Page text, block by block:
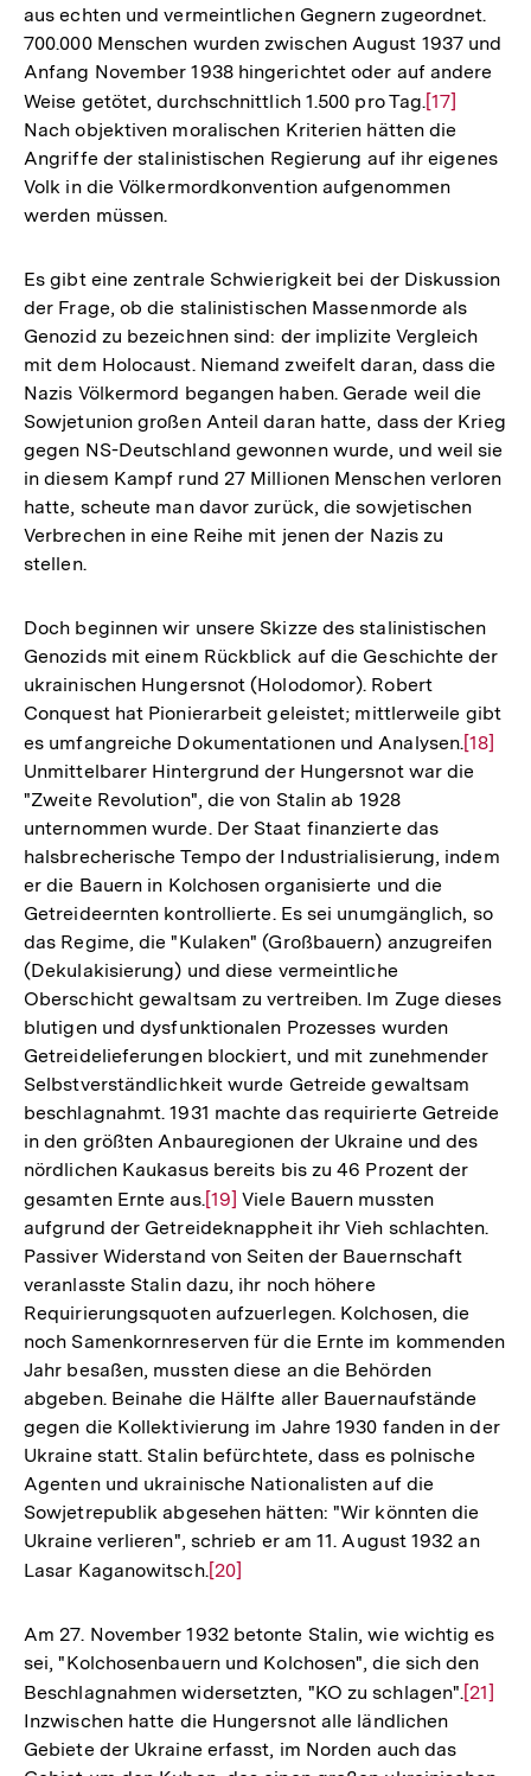
aus echten und vermeintlichen Gegnern zugeordnet.
700.000 Menschen wurden zwischen August 1937 und
Anfang November 1938 hingerichtet oder auf andere
Weise getötet, durchschnittlich 1.500 pro Tag.Zur
Auflösung
der
Fußnote
[17]
Nach objektiven moralischen Kriterien hätten die
Angriffe der stalinistischen Regierung auf ihr eigenes
Volk in die Völkermordkonvention aufgenommen
werden müssen.
Es gibt eine zentrale Schwierigkeit bei der Diskussion
der Frage, ob die stalinistischen Massenmorde als
Genozid zu bezeichnen sind: der implizite Vergleich
mit dem Holocaust. Niemand zweifelt daran, dass die
Nazis Völkermord begangen haben. Gerade weil die
Sowjetunion großen Anteil daran hatte, dass der Krieg
gegen NS-Deutschland gewonnen wurde, und weil sie
in diesem Kampf rund 27 Millionen Menschen verloren
hatte, scheute man davor zurück, die sowjetischen
Verbrechen in eine Reihe mit jenen der Nazis zu
stellen.
Doch beginnen wir unsere Skizze des stalinistischen
Genozids mit einem Rückblick auf die Geschichte der
ukrainischen Hungersnot (Holodomor). Robert
Conquest hat Pionierarbeit geleistet; mittlerweile gibt
es umfangreiche Dokumentationen und Analysen.Zur
[18]
Unmittelbarer Hintergrund der Hungersnot war die
"Zweite Revolution", die von Stalin ab 1928
unternommen wurde. Der Staat finanzierte das
halsbrecherische Tempo der Industrialisierung, indem
er die Bauern in Kolchosen organisierte und die
Getreideernten kontrollierte. Es sei unumgänglich, so
das Regime, die "Kulaken" (Großbauern) anzugreifen
(Dekulakisierung) und diese vermeintliche
Oberschicht gewaltsam zu vertreiben. Im Zuge dieses
blutigen und dysfunktionalen Prozesses wurden
Getreidelieferungen blockiert, und mit zunehmender
Selbstverständlichkeit wurde Getreide gewaltsam
beschlagnahmt. 1931 machte das requirierte Getreide
in den größten Anbauregionen der Ukraine und des
nördlichen Kaukasus bereits bis zu 46 Prozent der
gesamten Ernte aus.Zur
Auflösung
der
Fußnote
[19] Viele Bauern mussten
aufgrund der Getreideknappheit ihr Vieh schlachten.
Passiver Widerstand von Seiten der Bauernschaft
veranlasste Stalin dazu, ihr noch höhere
Requirierungsquoten aufzuerlegen. Kolchosen, die
noch Samenkornreserven für die Ernte im kommenden
Jahr besaßen, mussten diese an die Behörden
abgeben. Beinahe die Hälfte aller Bauernaufstände
gegen die Kollektivierung im Jahre 1930 fanden in der
Ukraine statt. Stalin befürchtete, dass es polnische
Agenten und ukrainische Nationalisten auf die
Sowjetrepublik abgesehen hätten: "Wir könnten die
Ukraine verlieren", schrieb er am 11. August 1932 an
Lasar Kaganowitsch.Zur
der
Fußnote
[20]
Am 27. November 1932 betonte Stalin, wie wichtig es
sei, "Kolchosenbauern und Kolchosen", die sich den
Beschlagnahmen widersetzten, "KO zu schlagen".Zur
[21]
Inzwischen hatte die Hungersnot alle ländlichen
Gebiete der Ukraine erfasst, im Norden auch das